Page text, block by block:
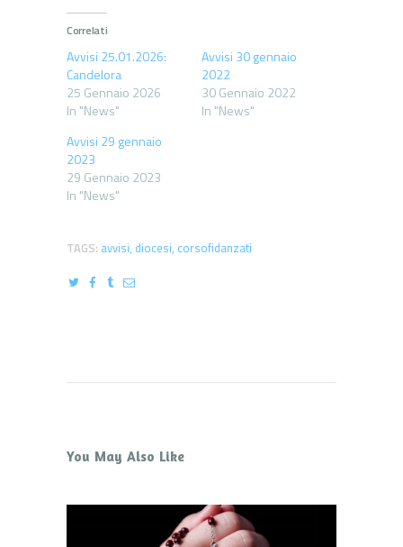
Correlati
Avvisi 25.01.2026:
Candelora
25 Gennaio 2026
In "News"
Avvisi 30 gennaio
2022
30 Gennaio 2022
In "News"
Avvisi 29 gennaio
2023
29 Gennaio 2023
In "News"
TAGS: avvisi, diocesi, corsofidanzati
You May Also Like